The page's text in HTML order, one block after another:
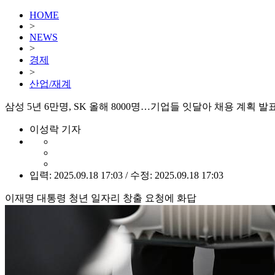
HOME
>
NEWS
>
경제
>
산업/재계
삼성 5년 6만명, SK 올해 8000명…기업들 잇달아 채용 계획 발
이성락 기자
입력: 2025.09.18 17:03 / 수정: 2025.09.18 17:03
이재명 대통령 청년 일자리 창출 요청에 화답